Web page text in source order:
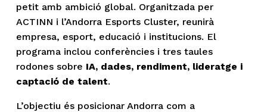
petit amb ambició global. Organitzada per
ACTINN i l’Andorra Esports Cluster, reunirà
empresa, esport, educació i institucions. El
programa inclou conferències i tres taules
rodones sobre IA, dades, rendiment, lideratge i
captació de talent.
L’objectiu és posicionar Andorra com a